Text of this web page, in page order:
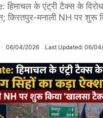
के एंट्री टैक्स के
किरतपुर-मनाली NH पर शुरू
06/04/2026 Last Updated: 06/